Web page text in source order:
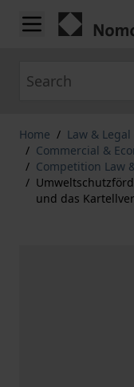
Skip to Content
Home / Law & Legal
/ Commercial &
/ Competition Law
/
und das